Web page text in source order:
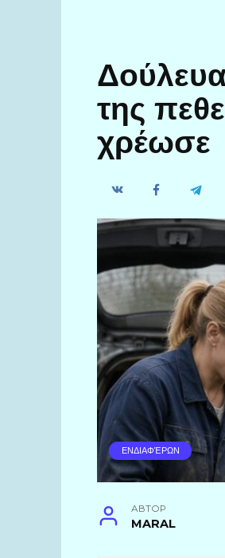
της
χρέωσε
ΕΝΔΙΑΦΈΡΩΝ
АВТОР
MARAL